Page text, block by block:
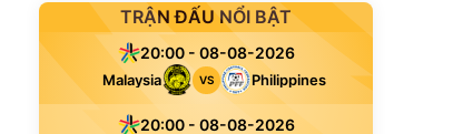
TRẬN ĐẤU NỔI BẬT
20:00 - 08-08-2026
Malaysia VS Philippines
20:00 - 08-08-2026